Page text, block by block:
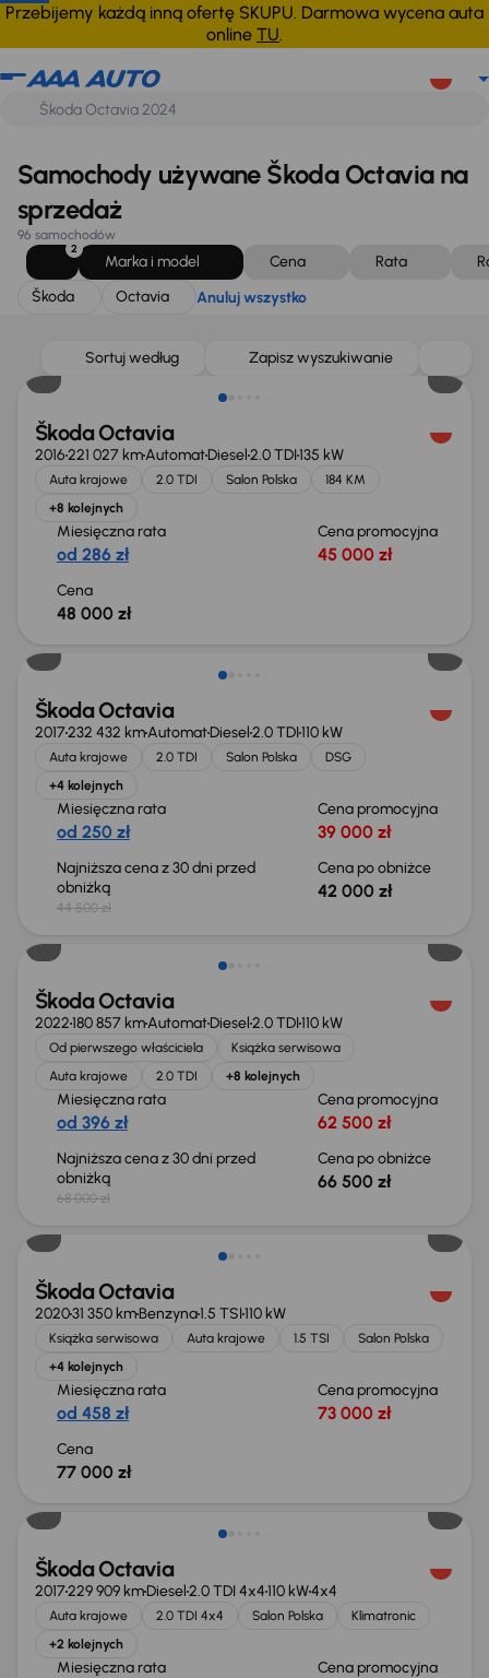
Przebijemy każdą inną ofertę SKUPU. Darmowa wycena auta
online TU.
Škoda Octavia Anuluj wszystko
Samochody używane Škoda Octavia na
sprzedaż
96 samochodów
2
Marka i model Cena Rata
Škoda
Octavia Anuluj wszystko
Sortuj według Zapisz wyszukiwanie
Škoda Octavia
2016221 027 kmAutomatDiesel2.0 TDI135 kW
Auta krajowe 2.0 TDI Salon Polska
184 KM
+8 kolejnych
Miesięczna rata
od 286 zł
Cena promocyjna
45 000 zł
Cena
48 000 zł
Taniej o 2 500 zł
Škoda Octavia
2017232 432 kmAutomatDiesel2.0 TDI110 kW
Auta krajowe 2.0 TDI Salon Polska
DSG
+4 kolejnych
Miesięczna rata
od 250 zł
Cena promocyjna
39 000 zł
Najniższa cena z 30 dni przed
obniżką
44 500 zł
Cena po obniżce
42 000 zł
Świeżo skupione
Škoda Octavia
2022180 857 kmAutomatDiesel2.0 TDI110 kW
Od pierwszego właściciela
Książka serwisowa
Auta krajowe
2.0 TDI +8 kolejnych
Miesięczna rata
od 396 zł
Cena promocyjna
62 500 zł
Najniższa cena z 30 dni przed
obniżką
68 000 zł
Cena po obniżce
66 500 zł
Škoda Octavia
202031 350 kmBenzyna1.5 TSI110 kW
Książka serwisowa Auta krajowe 1.5 TSI
Salon Polska
+4 kolejnych
Miesięczna rata
od 458 zł
Cena promocyjna
73 000 zł
Cena
77 000 zł
Škoda Octavia
2017229 909 kmDiesel2.0 TDI 4x4110 kW4x4
Auta krajowe 2.0 TDI 4x4 Salon Polska
Klimatronic
+2 kolejnych
Miesięczna rata Cena promocyjna